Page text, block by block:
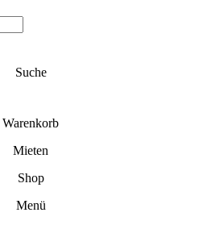
Suche
Warenkorb
Mieten
Shop
Menü